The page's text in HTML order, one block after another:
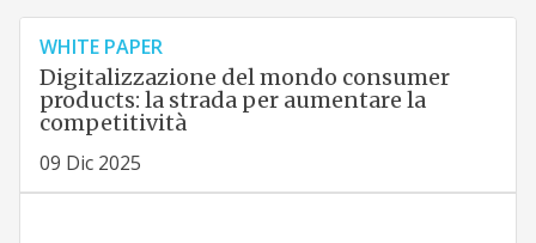
WHITE PAPER
Digitalizzazione del mondo consumer
products: la strada per aumentare la
competitività
09 Dic 2025